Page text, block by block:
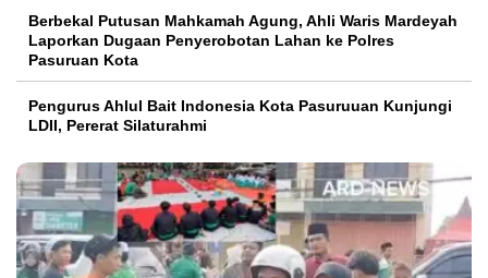
Berbekal Putusan Mahkamah Agung, Ahli Waris Mardeyah
Laporkan Dugaan Penyerobotan Lahan ke Polres
Pasuruan Kota
Pengurus Ahlul Bait Indonesia Kota Pasuruuan Kunjungi
LDII, Pererat Silaturahmi